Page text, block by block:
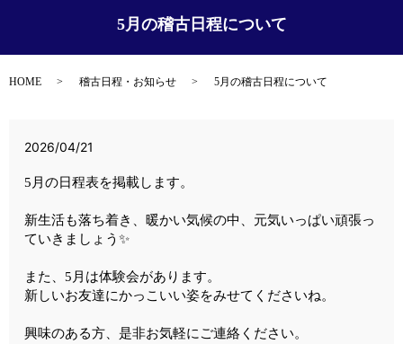
5月の稽古日程について
HOME 稽古日程・お知らせ 5月の稽古日程について
2026/04/21
5月の日程表を掲載します。
新生活も落ち着き、暖かい気候の中、元気いっぱい頑張っ
ていきましょう✨
また、5月は体験会があります。
新しいお友達にかっこいい姿をみせてくださいね。
興味のある方、是非お気軽にご連絡ください。